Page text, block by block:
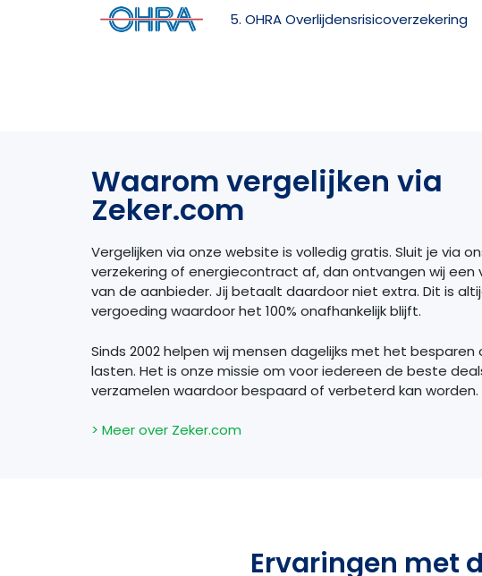
5. OHRA Overlijdensrisicoverzekering
Waarom vergelijken via
Zeker.com
Vergelijken via onze website is volledig gratis. Sluit je via
verzekering of energiecontract af, dan ontvangen wij een
van de aanbieder. Jij betaalt daardoor niet extra. Dit is
vergoeding waardoor het 100% onafhankelijk blijft.
Sinds 2002 helpen wij mensen dagelijks met het
lasten. Het is onze missie om voor iedereen de beste
verzamelen waardoor bespaard of verbeterd kan worden.
> Meer over Zeker.com
Ervaringen met